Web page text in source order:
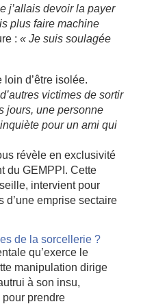
j’allais devoir la payer
plus faire machine
: « Je suis soulagée
d’être isolée.
victimes de sortir
jours, une personne
pour un ami qui
révèle en exclusivité
du GEMPPI. Cette
intervient pour
d’une emprise sectaire
de la sorcellerie ?
qu’exerce le
manipulation dirige
à son insu,
prendre